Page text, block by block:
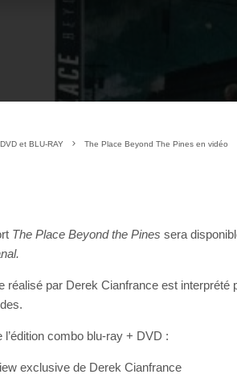
DVD et BLU-RAY The Place Beyond The Pines en vidéo
The Place Beyond the Pines sera
réalisé par Derek Cianfrance est interprété
l’édition combo blu-ray + DVD :
exclusive de Derek Cianfrance